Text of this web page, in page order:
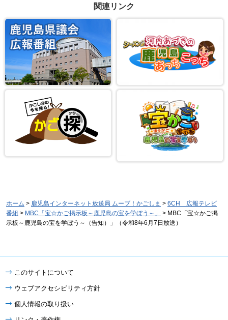
関連リンク
ホーム > 鹿児島インターネット放送局 ムーブ！かごしま > 6CH 広報テレビ
番組 > MBC「宝☆かご掲示板～鹿児島の宝を学ぼう～」
> MBC「宝☆かご掲
示板～鹿児島の宝を学ぼう～（告知）」（令和8年6月7日放送）
このサイトについて
ウェブアクセシビリティ方針
個人情報の取り扱い